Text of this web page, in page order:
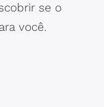
se o
você.